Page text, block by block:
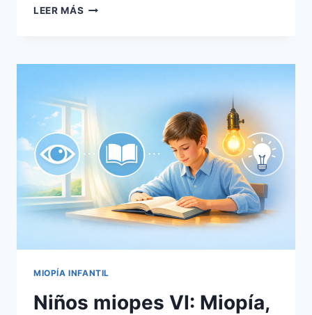
LEER MÁS NIÑOS
ESTAMOS
COMO
SOCIEDAD
MIOPÍA INFANTIL
Niños miopes VI: Miopía,